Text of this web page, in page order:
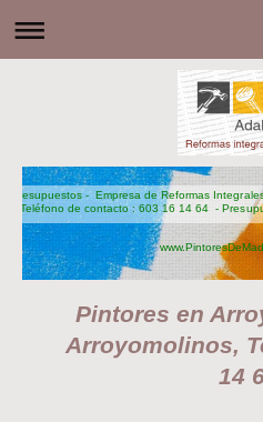
Presupuestos - Empresa de Reformas
Teléfono de contacto : 603 16 14 64 -
Pintores en
Arroyomolinos,
14